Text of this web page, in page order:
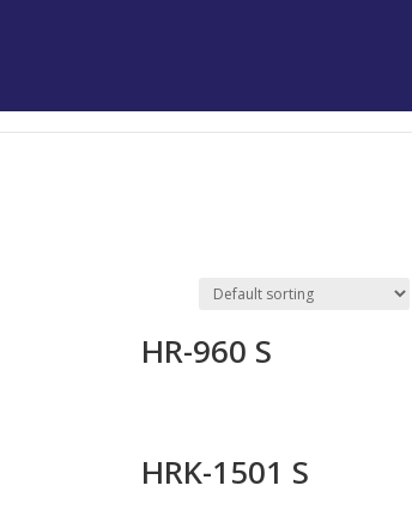
HR-960 S
HRK-1501 S